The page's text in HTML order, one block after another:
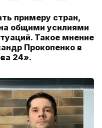
примеру стран,
общими усилиями
Такое мнение
Прокопенко в
24».